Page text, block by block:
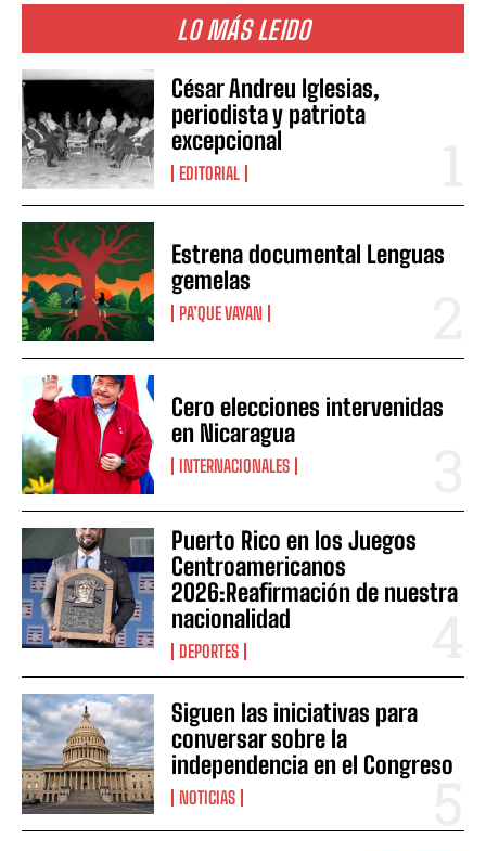
LO MÁS LEIDO
César Andreu Iglesias,
periodista y patriota
excepcional
EDITORIAL
Estrena documental Lenguas
gemelas
PA’QUE VAYAN
Cero elecciones intervenidas
en Nicaragua
INTERNACIONALES
Puerto Rico en los Juegos
Centroamericanos
2026:Reafirmación de nuestra
nacionalidad
DEPORTES
Siguen las iniciativas para
conversar sobre la
independencia en el Congreso
NOTICIAS